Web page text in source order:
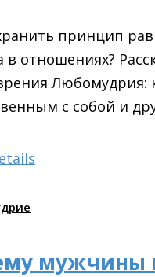
принцип
в отношениях?
Любомудрия:
с собой и
мужчины